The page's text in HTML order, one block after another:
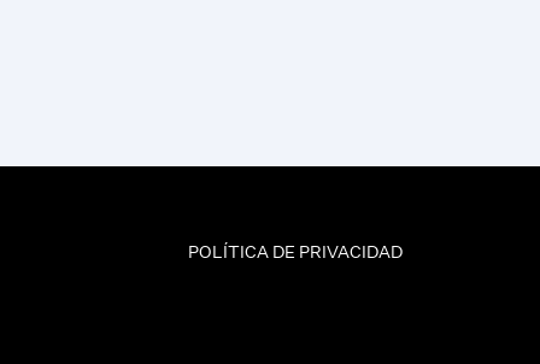
POLÍTICA DE PRIVACIDAD